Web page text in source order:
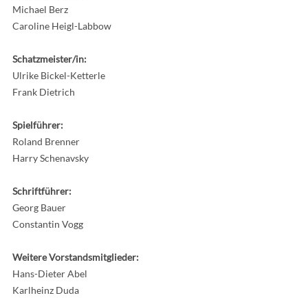
Michael Berz
Caroline Heigl-Labbow
Schatzmeister/in:
Ulrike Bickel-Ketterle
Frank Dietrich
Spielführer:
Roland Brenner
Harry Schenavsky
Schriftführer:
Georg Bauer
Constantin Vogg
Weitere Vorstandsmitglieder:
Hans-Dieter Abel
Karlheinz Duda